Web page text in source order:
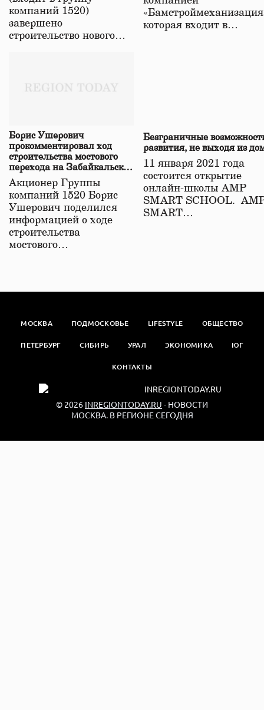
компаний 1520)
завершено
строительство нового…
которая входит в…
Борис Ушерович
прокомментировал ход
строительства мостового
перехода на Забайкальской
железной дороге
Акционер Группы
компаний 1520 Борис
Ушерович поделился
информацией о ходе
строительства
мостового…
Безграничные
развития, не выходя из
11 января 2021 года
состоится открытие
онлайн-школы АМР
SMART SCHOOL.
SMART…
МОСКВА ПОДМОСКОВЬЕ LIFESTYLE ОБЩЕСТВО
ПЕТЕРБУРГ СИБИРЬ УРАЛ ЭКОНОМИКА ЮГ
КОНТАКТЫ
© 2026 INREGIONTODAY.RU - НОВОСТИ
МОСКВА. В РЕГИОНЕ СЕГОДНЯ